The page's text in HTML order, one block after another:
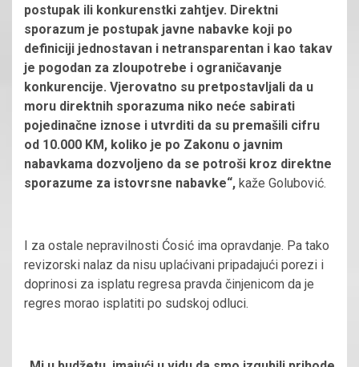
postupak ili konkurenstki zahtjev. Direktni
sporazum je postupak javne nabavke koji po
definiciji jednostavan i netransparentan i kao takav
je pogodan za zloupotrebe i ograničavanje
konkurencije. Vjerovatno su pretpostavljali da u
moru direktnih sporazuma niko neće sabirati
pojedinačne iznose i utvrditi da su premašili cifru
od 10.000 KM, koliko je po Zakonu o javnim
nabavkama dozvoljeno da se potroši kroz direktne
sporazume za istovrsne nabavke“, kaže Golubović.
I za ostale nepravilnosti Ćosić ima opravdanje. Pa tako
revizorski nalaz da nisu uplaćivani pripadajući porezi i
doprinosi za isplatu regresa pravda činjenicom da je
regres morao isplatiti po sudskoj odluci.